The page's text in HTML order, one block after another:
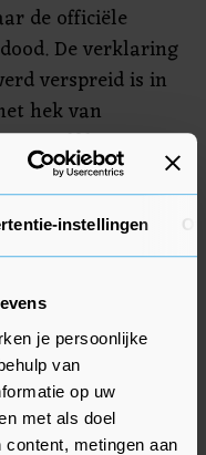
instellingen
je persoonlijke
van
op uw
met als doel
metingen aan
de officiële
De verklaring
verspreid is in
hek van
Hetzelfde
residenties.